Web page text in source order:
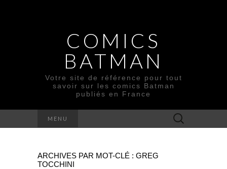
COMICS
BATMAN
Votre site de référence pour tout
savoir sur les comics Batman
publiés en France
MENU Rechercher :
ARCHIVES PAR MOT-CLÉ : GREG
TOCCHINI